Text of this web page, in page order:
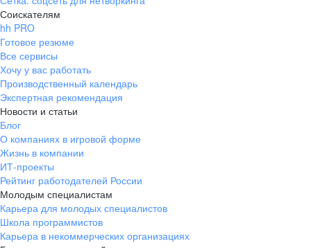
Соискателям
hh PRO
Готовое резюме
Все сервисы
Хочу у вас работать
Производственный календарь
Экспертная рекомендация
Новости и статьи
Блог
О компаниях в игровой форме
Жизнь в компании
ИТ-проекты
Рейтинг работодателей России
Молодым специалистам
Карьера для молодых специалистов
Школа программистов
Карьера в некоммерческих организациях